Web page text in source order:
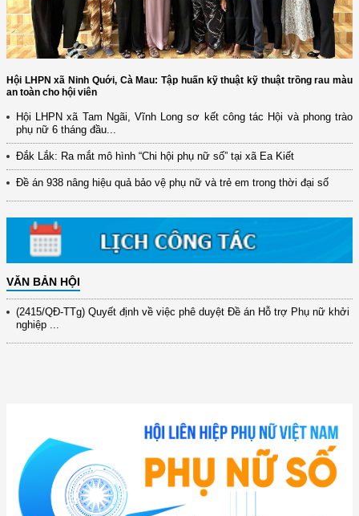
Hội LHPN xã Ninh Quới, Cà Mau: Tập huấn kỹ thuật kỹ thuật trồng rau màu
an toàn cho hội viên
Hội LHPN xã Tam Ngãi, Vĩnh Long sơ kết công tác Hội và phong trào
phụ nữ 6 tháng đầu...
Đắk Lắk: Ra mắt mô hình “Chi hội phụ nữ số” tại xã Ea Kiết
Đề án 938 nâng hiệu quả bảo vệ phụ nữ và trẻ em trong thời đại số
VĂN BẢN HỘI
(12/TB-HĐKH) V/v đăng ký, đề xuất nhiệm vụ Khoa học, công nghệ và
đổi mới ...
(898/KH/ĐCT) Kế hoạch thực hiện Quyết định số 2415/QĐ-TTg ngày
31/10/2025 ...
(417/QĐ-BNNMT) Quyết định phê duyệt Chương trình mục tiêu quốc gia
xây dựng ...
(891/KH-ĐCT) Kế hoạch thực hiện Nghị quyết số 72-NQ/TW ngày
9/9/2025 của Bộ ...
(2415/QĐ-TTg) Quyết định về việc phê duyệt Đề án Hỗ trợ Phụ nữ khởi
nghiệp ...